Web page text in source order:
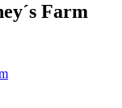
Farm